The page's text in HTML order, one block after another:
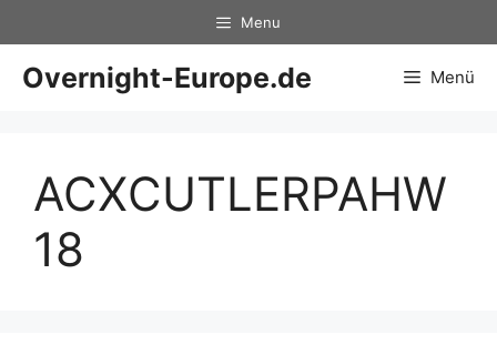
Inhalt
springen
Menu
Overnight-Europe.de Menü
ACXCUTLERPAHW
18